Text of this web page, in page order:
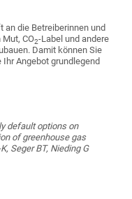
die Betreiberinnen und
Mut, CO2-Label und andere
Damit können Sie
Angebot grundlegend
default options on
of greenhouse gas
Seger BT, Nieding G